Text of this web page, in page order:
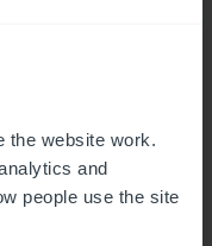
the website work.
and
people use the site
zu